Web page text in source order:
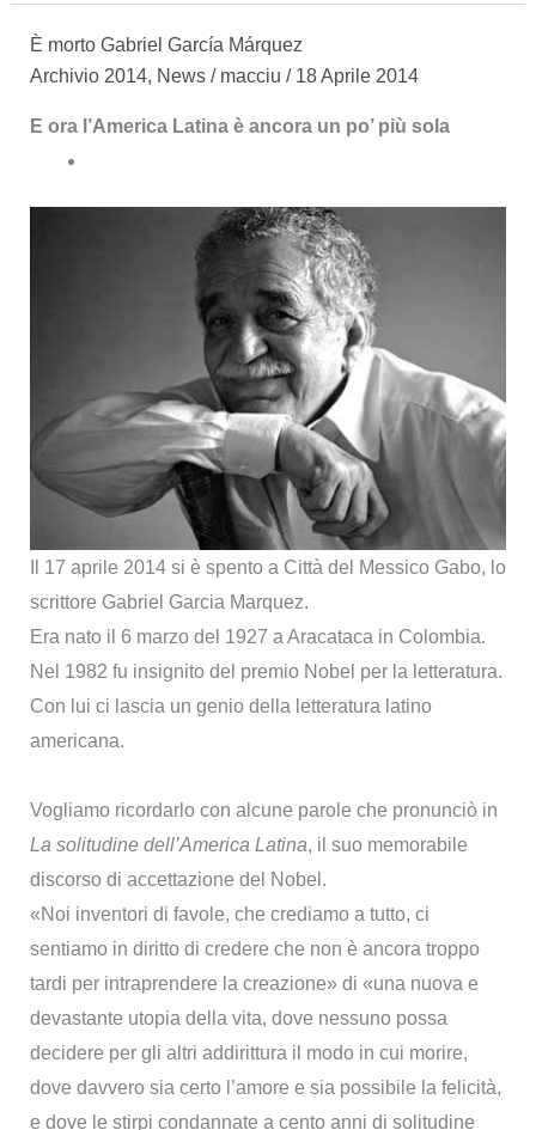
2018
Ricordando
Macondo
È morto Gabriel García Márquez
Archivio 2014, News/ macciu / 18 Aprile 2014
E ora l’America Latina è ancora un po’ più sola
Il 17 aprile 2014 si è spento a Città del Messico Gabo, lo
scrittore Gabriel Garcia Marquez.
Era nato il 6 marzo del 1927 a Aracataca in Colombia.
Nel 1982 fu insignito del premio Nobel per la letteratura.
Con lui ci lascia un genio della letteratura latino
americana.
Vogliamo ricordarlo con alcune parole che pronunciò in
La solitudine dell’America Latina, il suo memorabile
discorso di accettazione del Nobel.
«Noi inventori di favole, che crediamo a tutto, ci
sentiamo in diritto di credere che non è ancora troppo
tardi per intraprendere la creazione» di «una nuova e
devastante utopia della vita, dove nessuno possa
decidere per gli altri addirittura il modo in cui morire,
dove davvero sia certo l’amore e sia possibile la felicità,
e dove le stirpi condannate a cento anni di solitudine